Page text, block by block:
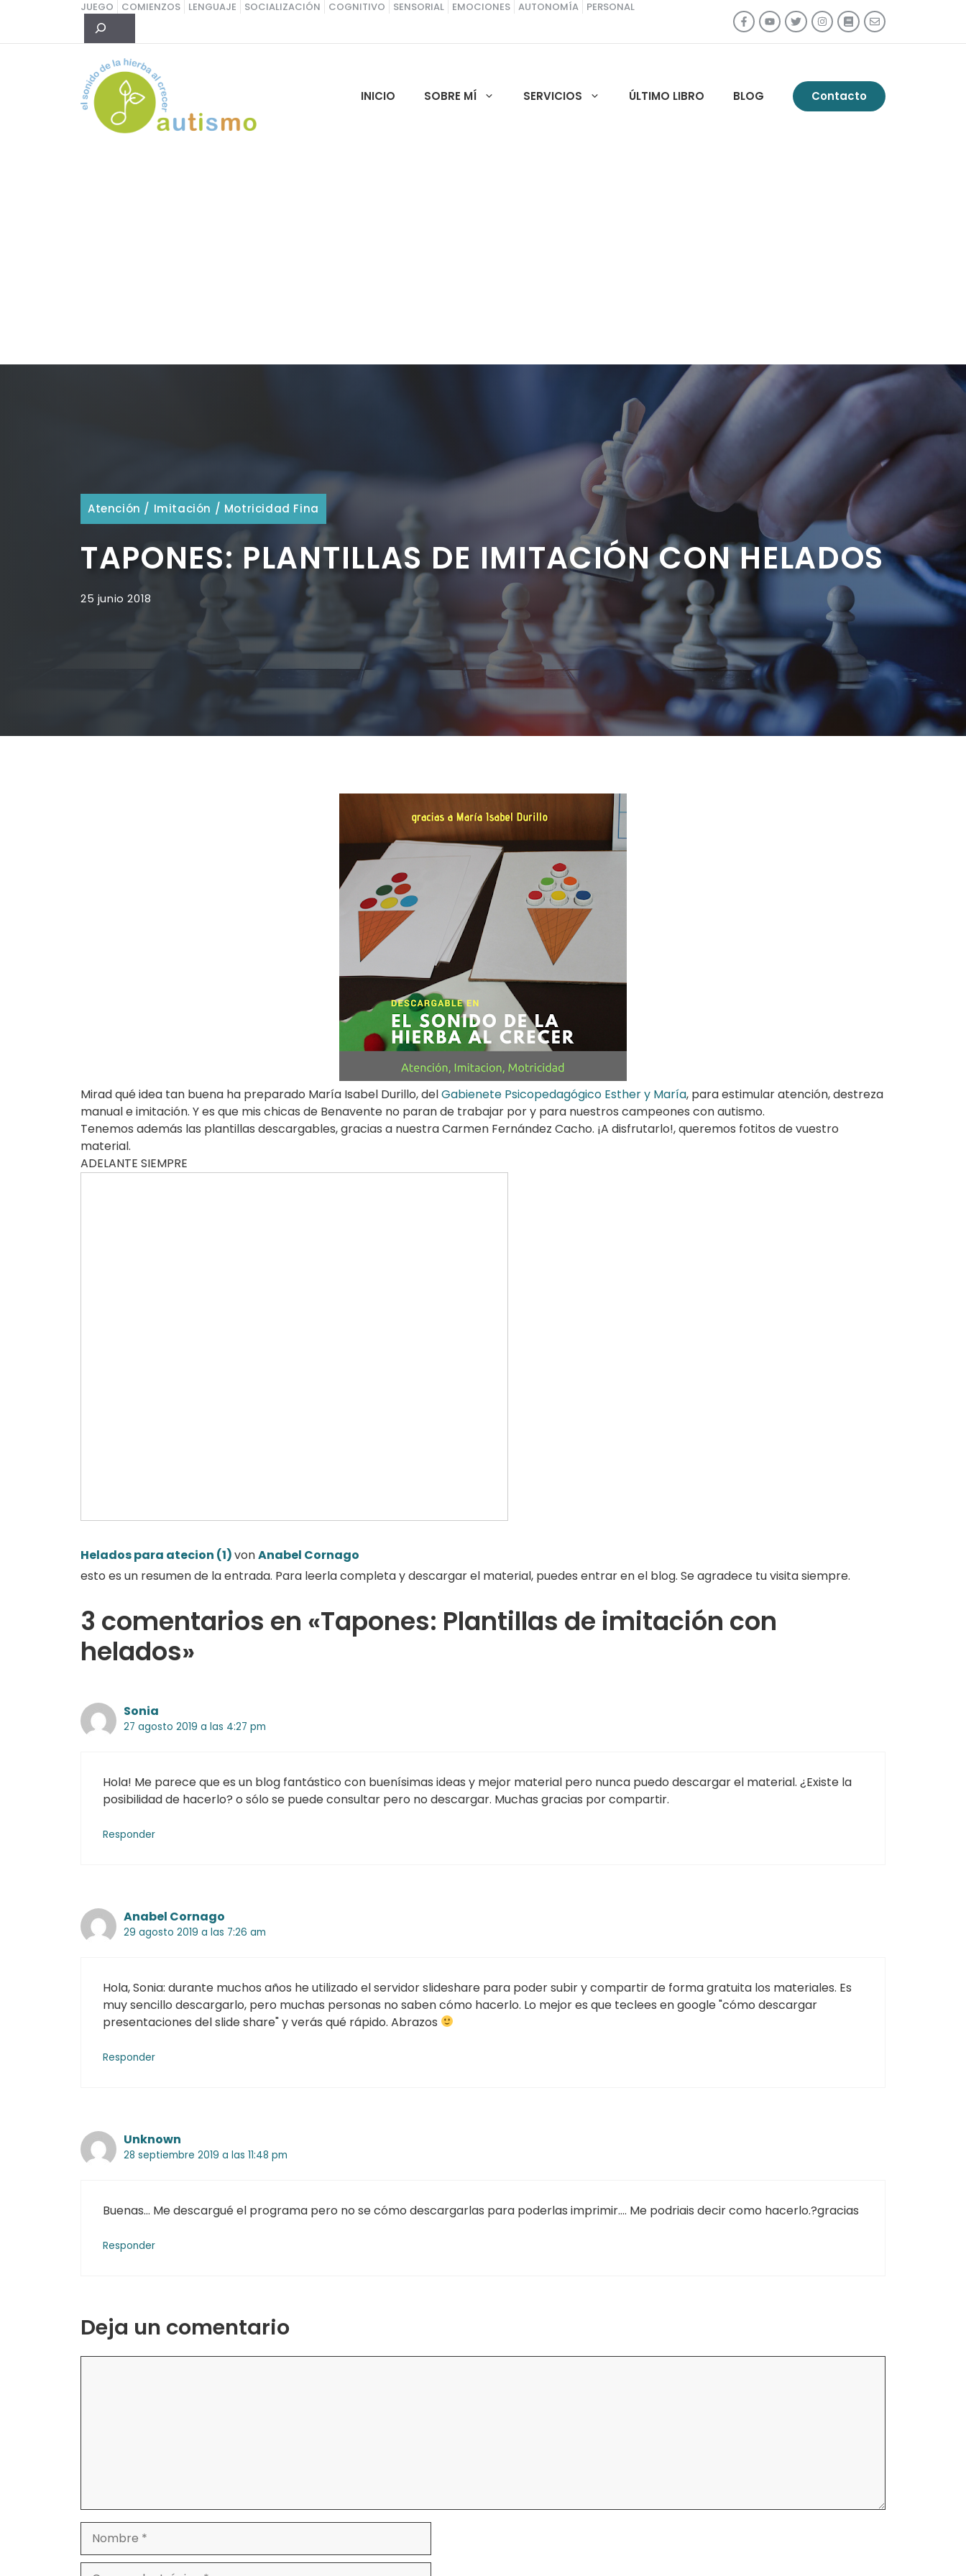
contenido
JUEGO COMIENZOS LENGUAJE SOCIALIZACIÓN COGNITIVO SENSORIAL EMOCIONES AUTONOMÍA PERSONAL
Buscar
INICIO SOBRE MÍ SERVICIOS ÚLTIMO LIBRO BLOG Contacto
Atención / Imitación / Motricidad Fina
TAPONES: PLANTILLAS DE IMITACIÓN CON HELADOS
25 junio 2018
Mirad qué idea tan buena ha preparado María Isabel Durillo, delGabienete Psicopedagógico Esther y María, para estimular atención, destreza
manual e imitación. Y es que mis chicas de Benavente no paran de trabajar por y para nuestros campeones con autismo.
Tenemos además las plantillas descargables, gracias a nuestra Carmen Fernández Cacho. ¡A disfrutarlo!, queremos fotitos de vuestro
material.
ADELANTE SIEMPRE
Helados para atecion (1)vonAnabel Cornago
esto es un resumen de la entrada. Para leerla completa y descargar el material, puedes entrar en el blog. Se agradece tu visita siempre.
3 comentarios en «Tapones: Plantillas de imitación con
helados»
Sonia
27 agosto 2019 a las 4:27 pm
Hola! Me parece que es un blog fantástico con buenísimas ideas y mejor material pero nunca puedo descargar el material. ¿Existe la
posibilidad de hacerlo? o sólo se puede consultar pero no descargar. Muchas gracias por compartir.
Responder
Anabel Cornago
29 agosto 2019 a las 7:26 am
Hola, Sonia: durante muchos años he utilizado el servidor slideshare para poder subir y compartir de forma gratuita los materiales. Es
muy sencillo descargarlo, pero muchas personas no saben cómo hacerlo. Lo mejor es que teclees en google "cómo descargar
presentaciones del slide share" y verás qué rápido. Abrazos
Responder
Unknown
28 septiembre 2019 a las 11:48 pm
Buenas… Me descargué el programa pero no se cómo descargarlas para poderlas imprimir…. Me podriais decir como hacerlo.?gracias
Responder
Deja un comentario
Nombre